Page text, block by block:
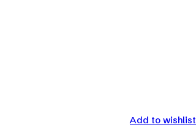
Add to wishlist